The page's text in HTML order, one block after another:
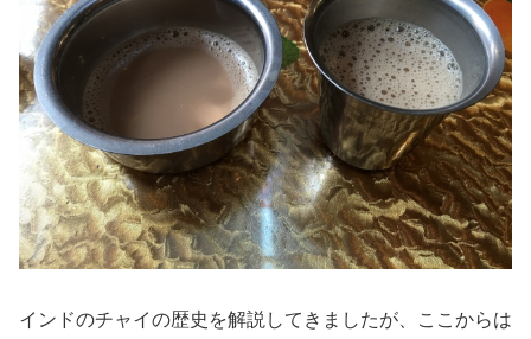
インドのチャイの歴史を解説してきましたが、ここからは